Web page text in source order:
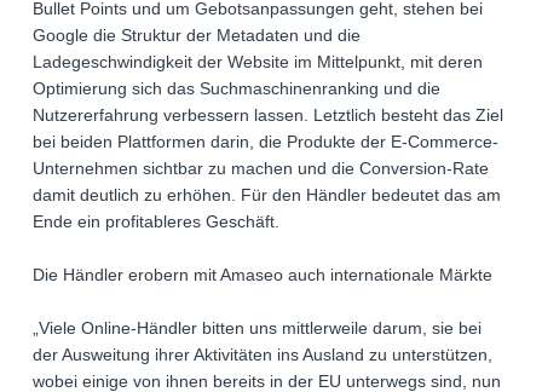
Bullet Points und um Gebotsanpassungen geht, stehen bei
Google die Struktur der Metadaten und die
Ladegeschwindigkeit der Website im Mittelpunkt, mit deren
Optimierung sich das Suchmaschinenranking und die
Nutzererfahrung verbessern lassen. Letztlich besteht das Ziel
bei beiden Plattformen darin, die Produkte der E-Commerce-
Unternehmen sichtbar zu machen und die Conversion-Rate
damit deutlich zu erhöhen. Für den Händler bedeutet das am
Ende ein profitableres Geschäft.
Die Händler erobern mit Amaseo auch internationale Märkte
„Viele Online-Händler bitten uns mittlerweile darum, sie bei
der Ausweitung ihrer Aktivitäten ins Ausland zu unterstützen,
wobei einige von ihnen bereits in der EU unterwegs sind, nun